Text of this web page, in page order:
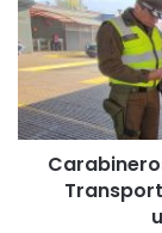
a
i
e
r